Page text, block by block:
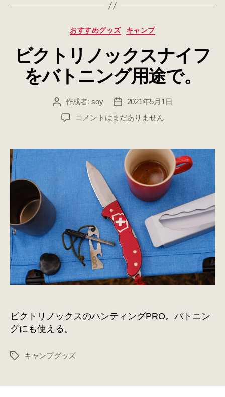
カ
ゴ
リ
ー
おすすめグッズ キャンプ
ビクトリノックスナイフ
をバトニング用途で。
投
稿
者
作成者:soy
投
稿
日
2021年5月1日
ビ
リ
ク
ナ
イ
フ
を
バ
ト
ニ
ン
途
コメントはまだありません
ビクトリノックスのハンティングPRO。バトニン
グにも使える。
タ
キャンプグッズ